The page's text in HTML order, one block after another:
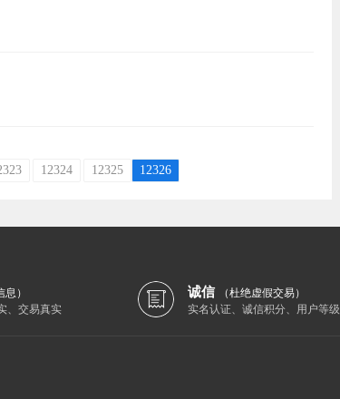
12324 12325 12326
息）
、交易真实
诚信
（杜绝虚假交易）
实名认证、诚信积分、用户等级